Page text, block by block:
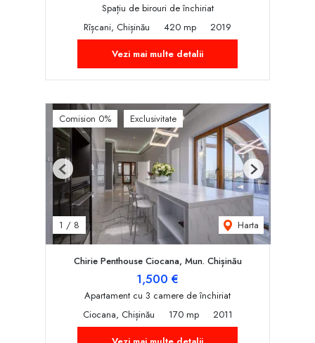
Spațiu de birouri de închiriat
Rîșcani, Chișinău
420 mp
2019
Vezi mai multe detalii
Comision 0% Exclusivitate
1 / 8 Harta
Previous Next
Chirie Penthouse Ciocana, Mun. Chișinău
1,500 €
Apartament cu 3 camere de închiriat
Ciocana, Chișinău
170 mp
2011